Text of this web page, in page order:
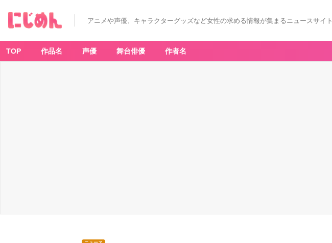
アニメや声優、キャラクターグッズなど女性の求める情報が集まるニュースサイト
TOP 作品名 声優 舞台俳優 作者名